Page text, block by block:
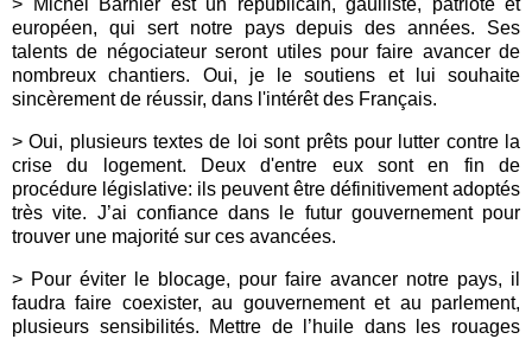
> Michel Barnier est un républicain, gaulliste, patriote et
européen, qui sert notre pays depuis des années. Ses
talents de négociateur seront utiles pour faire avancer de
nombreux chantiers. Oui, je le soutiens et lui souhaite
sincèrement de réussir, dans l'intérêt des Français.
> Oui, plusieurs textes de loi sont prêts pour lutter contre la
crise du logement. Deux d'entre eux sont en fin de
procédure législative: ils peuvent être définitivement adoptés
très vite. J’ai confiance dans le futur gouvernement pour
trouver une majorité sur ces avancées.
> Pour éviter le blocage, pour faire avancer notre pays, il
faudra faire coexister, au gouvernement et au parlement,
plusieurs sensibilités. Mettre de l’huile dans les rouages